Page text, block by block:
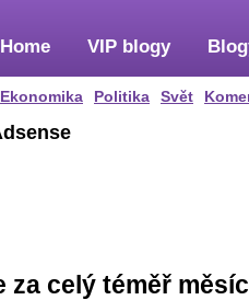
Home
Ekonomika Politika Svět
VIP blogy
za celý téměř